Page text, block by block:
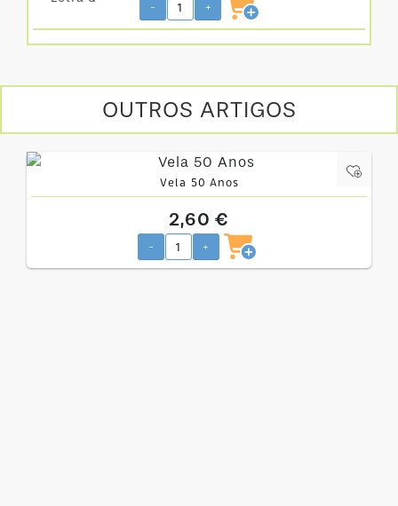
- +
OUTROS ARTIGOS
Vela 50 Anos
2,60 €
- +